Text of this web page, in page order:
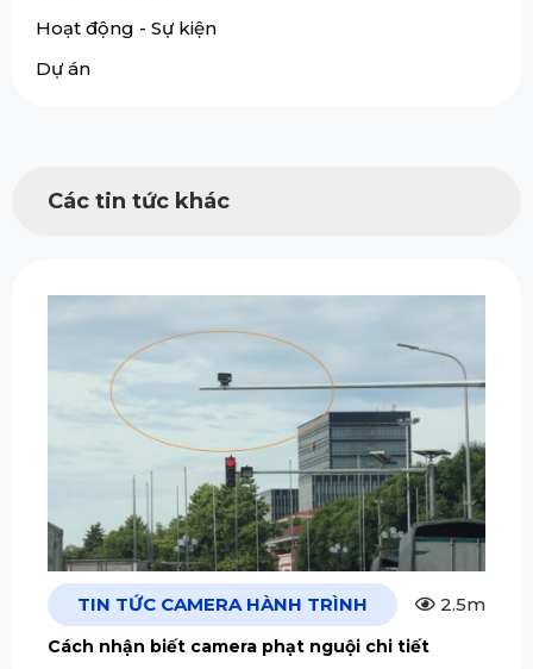
Hoạt động - Sự kiện
Dự án
Các tin tức khác
TIN TỨC CAMERA HÀNH TRÌNH 2.5m
Cách nhận biết camera phạt nguội chi tiết